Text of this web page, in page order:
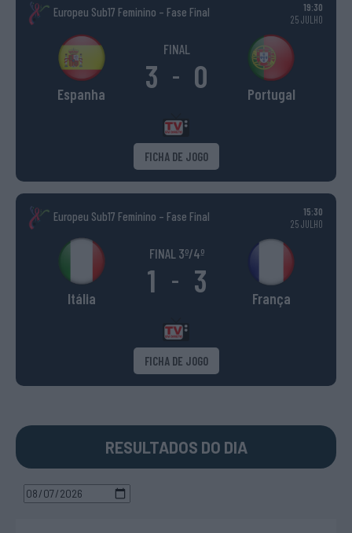
Europeu Sub17 Feminino – Fase Final
19:30
25 JULHO
Espanha
FINAL
3 - 0 Portugal
FICHA DE JOGO
Europeu Sub17 Feminino – Fase Final
15:30
25 JULHO
Itália
FINAL 3º/4º
1 - 3 França
FICHA DE JOGO
RESULTADOS DO DIA